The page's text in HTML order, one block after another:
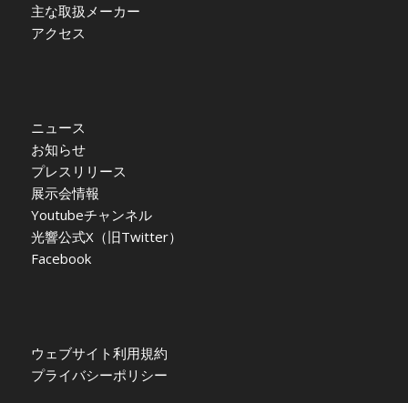
主な取扱メーカー
アクセス
ニュース
お知らせ
プレスリリース
展示会情報
Youtubeチャンネル
光響公式X（旧Twitter）
Facebook
ウェブサイト利用規約
プライバシーポリシー